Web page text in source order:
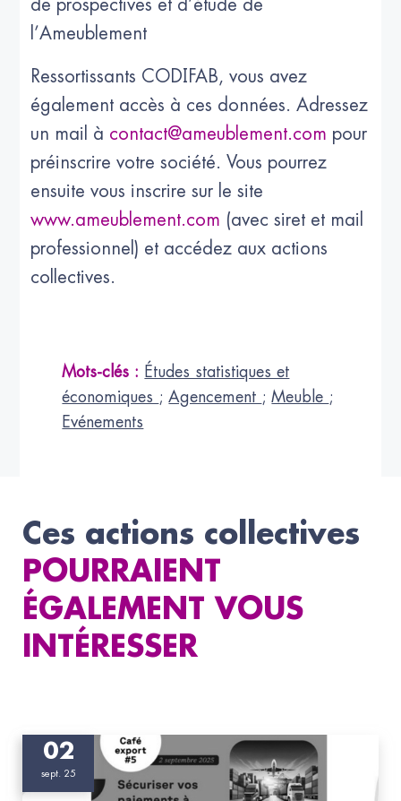
de prospectives et d’étude de
l’Ameublement
Ressortissants CODIFAB, vous avez
également accès à ces données. Adressez
un mail à contact@ameublement.com pour
préinscrire votre société. Vous pourrez
ensuite vous inscrire sur le site
www.ameublement.com (avec siret et mail
professionnel) et accédez aux actions
collectives.
Mots-clés : Études statistiques et
économiques ; Agencement ;Meuble ;
Evénements
Ces actions collectives
POURRAIENT
ÉGALEMENT VOUS
INTÉRESSER
02
sept. 25